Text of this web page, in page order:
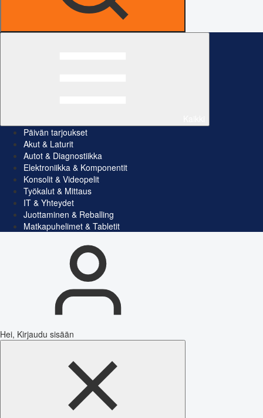
Päivän tarjoukset
Akut & Laturit
Autot & Diagnostiikka
Elektroniikka & Komponentit
Konsolit & Videopelit
Työkalut & Mittaus
IT & Yhteydet
Juottaminen & Reballing
Matkapuhelimet & Tabletit
Hei, Kirjaudu sisään